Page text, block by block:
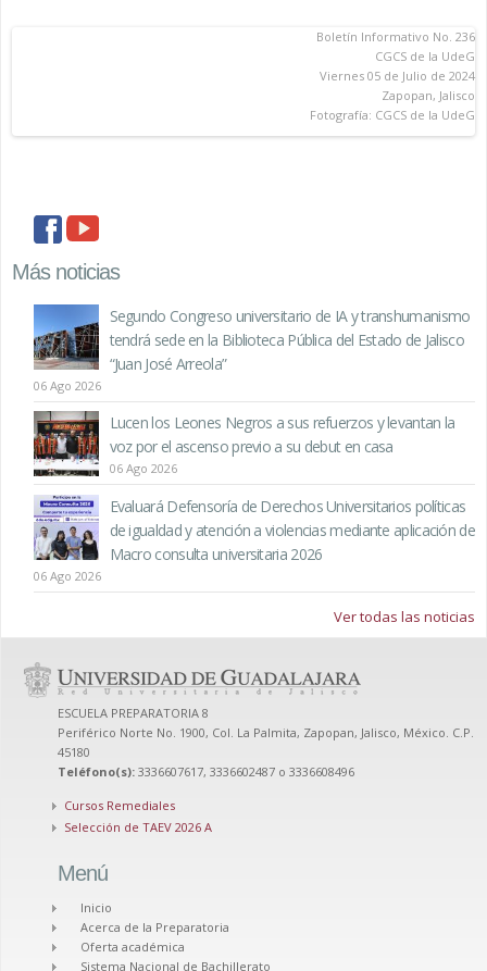
Boletín Informativo No. 236
CGCS de la UdeG
Viernes 05 de Julio de 2024
Zapopan, Jalisco
Fotografía: CGCS de la UdeG
facebook
Más noticias
Segundo Congreso universitario de IA y transhumanismo
tendrá sede en la Biblioteca Pública del Estado de Jalisco
“Juan José Arreola”
06 Ago 2026
Lucen los Leones Negros a sus refuerzos y levantan la
voz por el ascenso previo a su debut en casa
06 Ago 2026
Evaluará Defensoría de Derechos Universitarios políticas
de igualdad y atención a violencias mediante aplicación de
Macro consulta universitaria 2026
06 Ago 2026
Ver todas las noticias
ESCUELA PREPARATORIA 8
Periférico Norte No. 1900, Col. La Palmita, Zapopan, Jalisco, México. C.P.
45180
Teléfono(s): 3336607617, 3336602487 o 3336608496
Cursos Remediales
Selección de TAEV 2026 A
Menú
Inicio
Acerca de la Preparatoria
Oferta académica
Sistema Nacional de Bachillerato